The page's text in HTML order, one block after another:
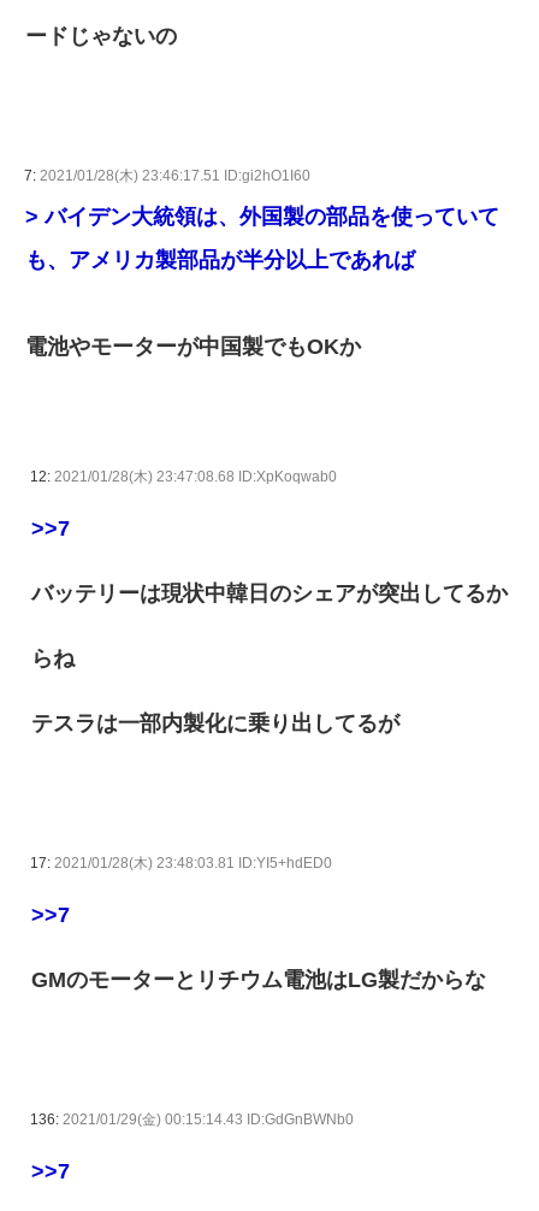
ードじゃないの
7: 2021/01/28(木) 23:46:17.51 ID:gi2hO1I60
> バイデン大統領は、外国製の部品を使っていて
も、アメリカ製部品が半分以上であれば
電池やモーターが中国製でもOKか
12: 2021/01/28(木) 23:47:08.68 ID:XpKoqwab0
>>7
バッテリーは現状中韓日のシェアが突出してるか
らね
テスラは一部内製化に乗り出してるが
17: 2021/01/28(木) 23:48:03.81 ID:YI5+hdED0
>>7
GMのモーターとリチウム電池はLG製だからな
136: 2021/01/29(金) 00:15:14.43 ID:GdGnBWNb0
>>7